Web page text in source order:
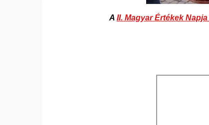
A II. Magyar Értékek Napja